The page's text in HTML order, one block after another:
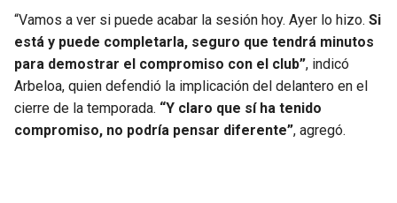
“Vamos a ver si puede acabar la sesión hoy. Ayer lo hizo. Si
está y puede completarla, seguro que tendrá minutos
para demostrar el compromiso con el club”, indicó
Arbeloa, quien defendió la implicación del delantero en el
cierre de la temporada. “Y claro que sí ha tenido
compromiso, no podría pensar diferente”, agregó.